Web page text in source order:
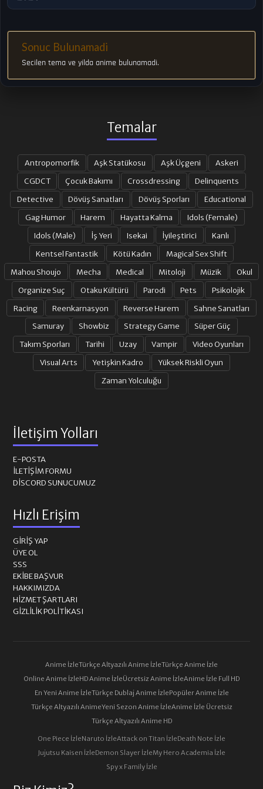
Sonuc Bulunamadi
Secilen tema ve yilda anime bulunamadi.
Temalar
Antropomorfik Aşk Statükosu Aşk Üçgeni
Askeri
CGDCT
Çocuk Bakımı Crossdressing
Delinquents
Detective
Dövüş Sanatları Dövüş Sporları
Educational
Gag Humor
Harem Hayatta Kalma
Idols (Female)
Idols (Male)
İş Yeri Isekai İyileştirici
Kanlı
Kentsel Fantastik
Kötü Kadın
Magical Sex Shift
Mahou Shoujo
Mecha Medical Mitoloji Müzik
Okul
Organize Suç
Otaku Kültürü Parodi Pets
Psikolojik
Racing
Reenkarnasyon Reverse Harem
Sahne Sanatları
Samuray
Showbiz Strategy Game
Süper Güç
Takım Sporları
Tarihi Uzay Vampir
Video Oyunları
Visual Arts
Yetişkin Kadro
Yüksek Riskli Oyun
Zaman Yolculuğu
İletişim Yolları
E-POSTA
İLETIŞIM FORMU
DISCORD SUNUCUMUZ
Hızlı Erişim
GIRIŞ YAP
ÜYE OL
SSS
EKIBE BAŞVUR
HAKKIMIZDA
HIZMET ŞARTLARI
GIZLILIK POLITIKASI
Anime İzleTürkçe Altyazılı Anime İzleTürkçe Anime İzle
Online Anime İzleHD Anime İzleÜcretsiz Anime İzleAnime İzle Full HD
En Yeni Anime İzleTürkçe Dublaj Anime İzlePopüler Anime İzle
Türkçe Altyazılı AnimeYeni Sezon Anime İzleAnime İzle Ücretsiz
Türkçe Altyazılı Anime HD
One Piece İzleNaruto İzleAttack on Titan İzleDeath Note İzle
Jujutsu Kaisen İzleDemon Slayer İzleMy Hero Academia İzle
Spy x Family İzle